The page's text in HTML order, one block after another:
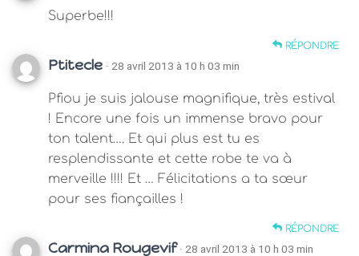
Superbe!!!
RÉPONDRE
Ptitecle · 28 avril 2013 à 10 h 03 min
Pfiou je suis jalouse magnifique, très estival
! Encore une fois un immense bravo pour
ton talent…. Et qui plus est tu es
resplendissante et cette robe te va à
merveille !!!! Et … Félicitations a ta sœur
pour ses fiançailles !
RÉPONDRE
Carmina Rougevif · 28 avril 2013 à 10 h 03 min